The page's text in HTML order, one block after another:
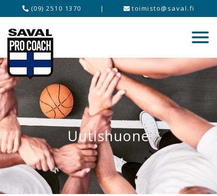
(09) 2510 1370 | toimisto@saval.fi
Uutishuone